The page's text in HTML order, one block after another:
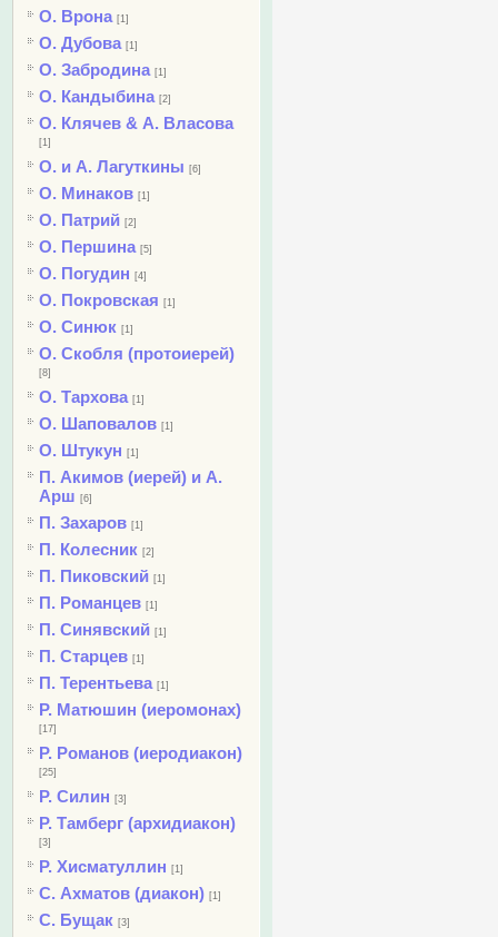
О. Врона [1]
О. Дубова [1]
О. Забродина [1]
О. Кандыбина [2]
О. Клячев & А. Власова
[1]
О. и А. Лагуткины [6]
О. Минаков [1]
О. Патрий [2]
О. Першина [5]
О. Погудин [4]
О. Покровская [1]
О. Синюк [1]
О. Скобля (протоиерей)
[8]
О. Тархова [1]
О. Шаповалов [1]
О. Штукун [1]
П. Акимов (иерей) и А.
Арш [6]
П. Захаров [1]
П. Колесник [2]
П. Пиковский [1]
П. Романцев [1]
П. Синявский [1]
П. Старцев [1]
П. Терентьева [1]
Р. Матюшин (иеромонах)
[17]
Р. Романов (иеродиакон)
[25]
Р. Силин [3]
Р. Тамберг (архидиакон)
[3]
Р. Хисматуллин [1]
С. Ахматов (диакон) [1]
С. Бущак [3]